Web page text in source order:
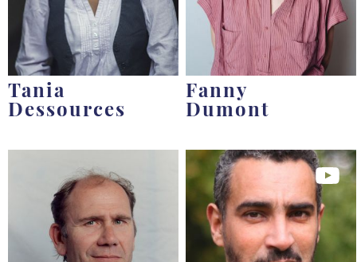
Tania
Dessources
Fanny
Dumont